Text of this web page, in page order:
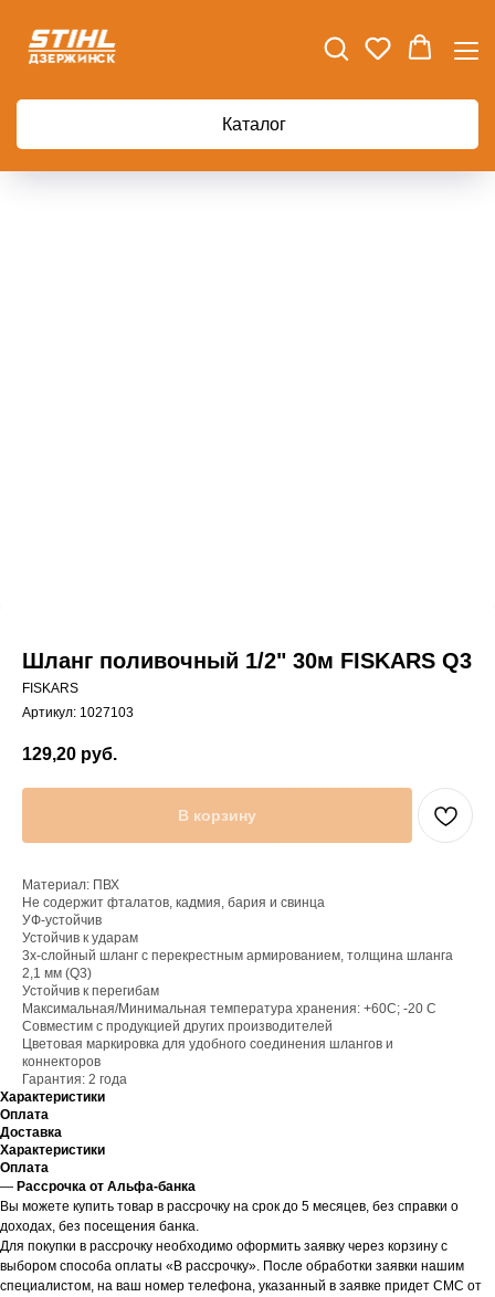
Каталог
Шланг поливочный 1/2" 30м FISKARS Q3
FISKARS
Артикул: 1027103
129,20 руб.
В корзину
Материал: ПВХ
Не содержит фталатов, кадмия, бария и свинца
УФ-устойчив
Устойчив к ударам
3х-слойный шланг с перекрестным армированием, толщина шланга
2,1 мм (Q3)
Устойчив к перегибам
Максимальная/Минимальная температура хранения: +60С; -20 C
Совместим с продукцией других производителей
Цветовая маркировка для удобного соединения шлангов и
коннекторов
Гарантия: 2 года
Характеристики
Оплата
Доставка
Характеристики
Оплата
— Рассрочка от Альфа-банка
Вы можете купить товар в рассрочку на срок до 5 месяцев, без справки о
доходах, без посещения банка.
Для покупки в рассрочку необходимо оформить заявку через корзину с
выбором способа оплаты «В рассрочку». После обработки заявки нашим
специалистом, на ваш номер телефона, указанный в заявке придет СМС от